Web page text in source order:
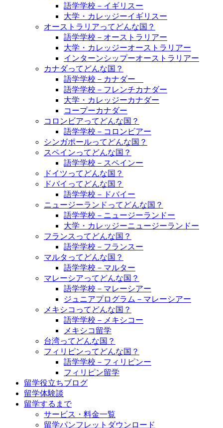
語学学校－イギリスー
大学・カレッジーイギリスー
オーストラリアってどんな国？
語学学校－オーストラリアー
大学・カレッジーオーストラリアー
インターンシップーオーストラリアー
カナダってどんな国？
語学学校－カナダー
語学学校－フレンチカナダー
大学・カレッジーカナダー
コープーカナダー
コロンビアってどんな国？
語学学校－コロンビアー
シンガポールってどんな国？
スペインってどんな国？
語学学校－スペインー
ドイツってどんな国？
ドバイってどんな国？
語学学校－ドバイー
ニュージーランドってどんな国？
語学学校－ニュージーランドー
大学・カレッジーニュージーランドー
フランスってどんな国？
語学学校－フランスー
マルタってどんな国？
語学学校－マルター
マレーシアってどんな国？
語学学校－マレーシアー
ジュニアプログラム－マレーシアー
メキシコってどんな国？
語学学校－メキシコー
メキシコ留学
台湾ってどんな国？
フィリピンってどんな国？
語学学校－フィリピンー
フィリピン留学
留学役立ちブログ
留学体験談
留学するまで
サービス・料金一覧
留学パンフレットダウンロード